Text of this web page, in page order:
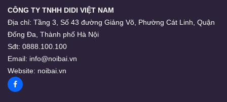
CÔNG TY TNHH DIDI VIỆT NAM
Địa chỉ: Tầng 3, Số 43 đường Giảng Võ, Phường Cát Linh, Quận
Đống Đa, Thành phố Hà Nội
Sđt: 0888.100.100
Email: info@noibai.vn
Website: noibai.vn